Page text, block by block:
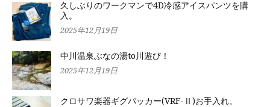
久しぶりのワークマンで4D冷感アイスパンツを購
入。
2025年12月19日
中川温泉ぶなの湯to川遊び！
2025年12月19日
クロサワ楽器ギグパッカー(VRF-Ⅱ)お手入れ。